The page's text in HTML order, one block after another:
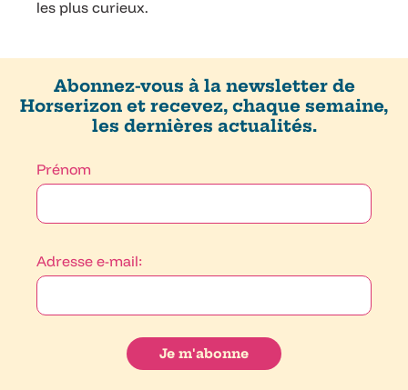
les plus curieux.
Abonnez-vous à la newsletter de
Horserizon et recevez, chaque semaine,
les dernières actualités.
Prénom
Adresse e-mail: